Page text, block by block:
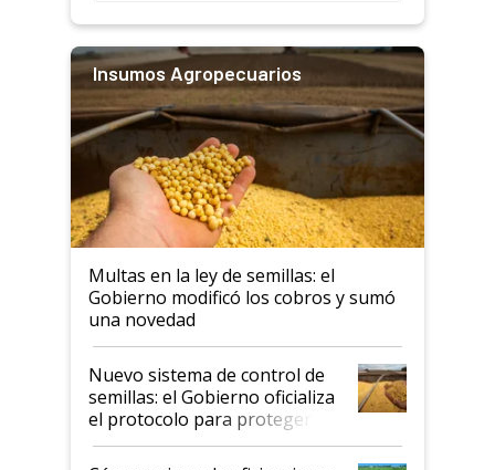
Insumos Agropecuarios
Multas en la ley de semillas: el
Gobierno modificó los cobros y sumó
una novedad
Nuevo sistema de control de
semillas: el Gobierno oficializa
el protocolo para proteger la
propiedad intelectual